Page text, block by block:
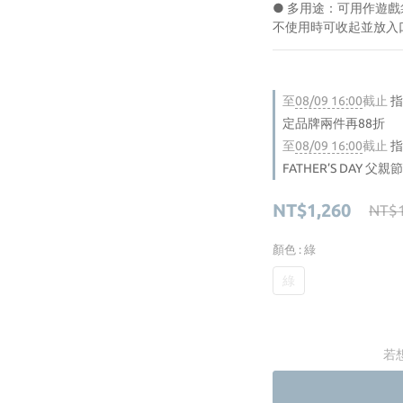
● 多用途：可用作遊
不使用時可收起並放入
至08/09 16:00截止
定品牌兩件再88折
至08/09 16:00截止
FATHER’S DAY 父親
NT$1,260
顏色 : 綠
綠
若